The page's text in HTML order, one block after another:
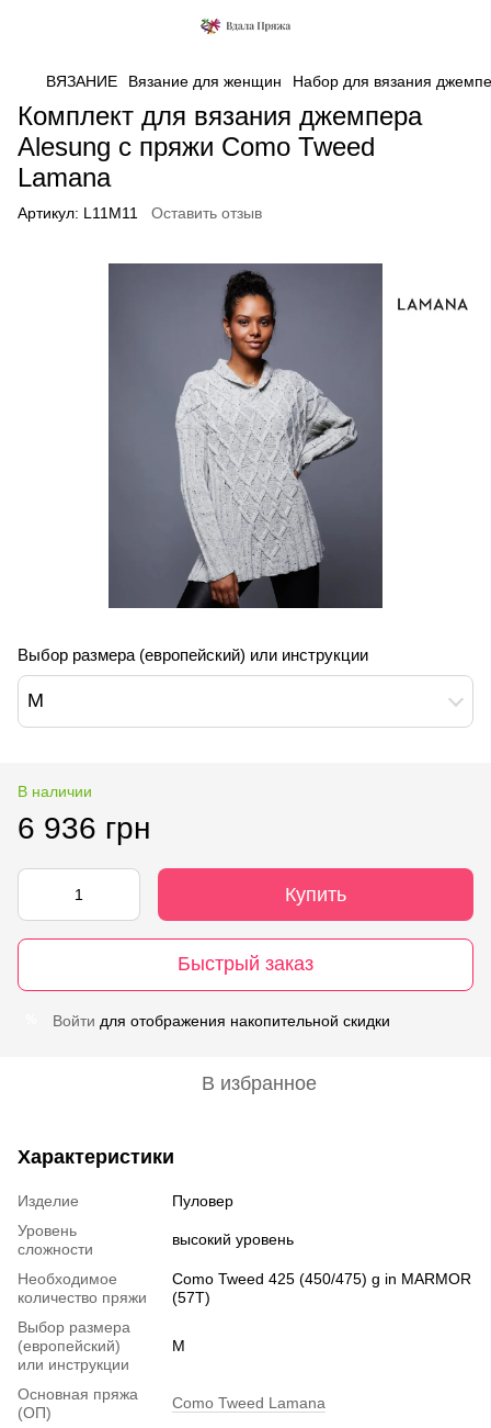
ВЯЗАНИЕ Вязание для женщин Набор для вязания
Комплект для вязания джемпера
Alesung с пряжи Como Tweed
Lamana
Артикул: L11M11 Оставить отзыв
Выбор размера (европейский) или инструкции
M
В наличии
6 936 грн
Купить
Быстрый заказ
Войти для отображения накопительной скидки
В избранное
Характеристики
Изделие
Пуловер
Уровень
сложности
высокий уровень
Необходимое
количество пряжи
Como Tweed 425 (450/475) g in MARMOR
(57T)
Выбор размера
(европейский)
или инструкции
M
Основная пряжа
(ОП)
Como Tweed Lamana